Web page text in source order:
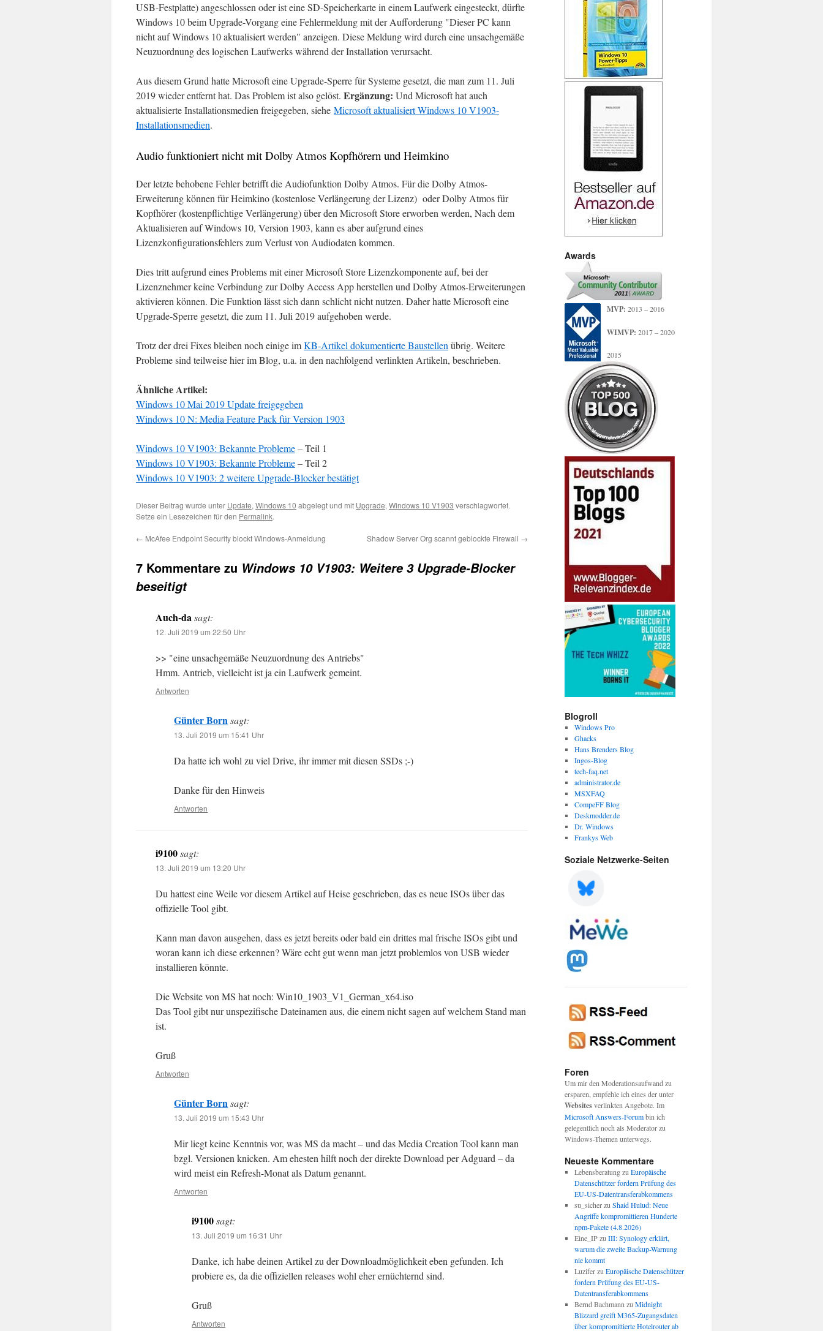
USB-Festplatte) angeschlossen oder ist eine SD-Speicherkarte in einem Laufwerk eingesteckt, dürfte
Windows 10 beim Upgrade-Vorgang eine Fehlermeldung mit der Aufforderung "Dieser PC kann
nicht auf Windows 10 aktualisiert werden" anzeigen. Diese Meldung wird durch eine unsachgemäße
Neuzuordnung des logischen Laufwerks während der Installation verursacht.
Aus diesem Grund hatte Microsoft eine Upgrade-Sperre für Systeme gesetzt, die man zum 11. Juli
2019 wieder entfernt hat. Das Problem ist also gelöst. Ergänzung: Und Microsoft hat auch
aktualisierte Installationsmedien freigegeben, siehe Microsoft aktualisiert Windows 10 V1903-
Installationsmedien.
Audio funktioniert nicht mit Dolby Atmos Kopfhörern und Heimkino
Der letzte behobene Fehler betrifft die Audiofunktion Dolby Atmos. Für die Dolby Atmos-
Erweiterung können für Heimkino (kostenlose Verlängerung der Lizenz) oder Dolby Atmos für
Kopfhörer (kostenpflichtige Verlängerung) über den Microsoft Store erworben werden, Nach dem
Aktualisieren auf Windows 10, Version 1903, kann es aber aufgrund eines
Lizenzkonfigurationsfehlers zum Verlust von Audiodaten kommen.
Dies tritt aufgrund eines Problems mit einer Microsoft Store Lizenzkomponente auf, bei der
Lizenznehmer keine Verbindung zur Dolby Access App herstellen und Dolby Atmos-Erweiterungen
aktivieren können. Die Funktion lässt sich dann schlicht nicht nutzen. Daher hatte Microsoft eine
Upgrade-Sperre gesetzt, die zum 11. Juli 2019 aufgehoben werde.
Trotz der drei Fixes bleiben noch einige imKB-Artikel dokumentierte Baustellen übrig. Weitere
Probleme sind teilweise hier im Blog, u.a. in den nachfolgend verlinkten Artikeln, beschrieben.
Ähnliche Artikel:
Windows 10 Mai 2019 Update freigegeben
Windows 10 N: Media Feature Pack für Version 1903
Windows 10 V1903: Bekannte Probleme– Teil 1
Windows 10 V1903: Bekannte Probleme– Teil 2
Windows 10 V1903: 2 weitere Upgrade-Blocker bestätigt
Dieser Beitrag wurde unter Update, Windows 10 abgelegt und mit Upgrade, Windows 10 V1903 verschlagwortet.
Setze ein Lesezeichen für den Permalink.
← McAfee Endpoint Security blockt Windows-Anmeldung Shadow Server Org scannt geblockte Firewall →
7 Kommentare zu Windows 10 V1903: Weitere 3 Upgrade-Blocker
beseitigt
Auch-dasagt:
12. Juli 2019 um 22:50 Uhr
>> "eine unsachgemäße Neuzuordnung des Antriebs"
Hmm. Antrieb, vielleicht ist ja ein Laufwerk gemeint.
Antworten
Günter Born sagt:
13. Juli 2019 um 15:41 Uhr
Da hatte ich wohl zu viel Drive, ihr immer mit diesen SSDs ;-)
Danke für den Hinweis
Antworten
i9100sagt:
13. Juli 2019 um 13:20 Uhr
Du hattest eine Weile vor diesem Artikel auf Heise geschrieben, das es neue ISOs über das
offizielle Tool gibt.
Kann man davon ausgehen, dass es jetzt bereits oder bald ein drittes mal frische ISOs gibt und
woran kann ich diese erkennen? Wäre echt gut wenn man jetzt problemlos von USB wieder
installieren könnte.
Die Website von MS hat noch: Win10_1903_V1_German_x64.iso
Das Tool gibt nur unspezifische Dateinamen aus, die einem nicht sagen auf welchem Stand man
ist.
Gruß
Antworten
Günter Born sagt:
13. Juli 2019 um 15:43 Uhr
Mir liegt keine Kenntnis vor, was MS da macht – und das Media Creation Tool kann man
bzgl. Versionen knicken. Am ehesten hilft noch der direkte Download per Adguard – da
wird meist ein Refresh-Monat als Datum genannt.
Antworten
i9100 sagt:
13. Juli 2019 um 16:31 Uhr
Danke, ich habe deinen Artikel zu der Downloadmöglichkeit eben gefunden. Ich
probiere es, da die offiziellen releases wohl eher ernüchternd sind.
Gruß
Antworten
Awards
MVP: 2013 – 2016
WIMVP: 2017 – 2020
2015
Blogroll
Windows Pro
Ghacks
Hans Brenders Blog
Ingos-Blog
tech-faq.net
administrator.de
MSXFAQ
CompeFF Blog
Deskmodder.de
Dr. Windows
Frankys Web
Soziale Netzwerke-Seiten
Foren
Um mir den Moderationsaufwand zu
ersparen, empfehle ich eines der unter
Websitesverlinkten Angebote. Im
Microsoft Answers-Forumbin ich
gelegentlich noch als Moderator zu
Windows-Themen unterwegs.
Neueste Kommentare
Lebensberatungzu Europäische
Datenschützer fordern Prüfung des
EU-US-Datentransferabkommens
su_sicherzu Shaid Hulud: Neue
Angriffe kompromittieren Hunderte
npm-Pakete (4.8.2026)
Eine_IPzu III: Synology erklärt,
warum die zweite Backup-Warnung
nie kommt
Luziferzu Europäische Datenschützer
fordern Prüfung des EU-US-
Datentransferabkommens
Bernd Bachmann zu Midnight
Blizzard greift M365-Zugangsdaten
über kompromittierte Hotelrouter ab